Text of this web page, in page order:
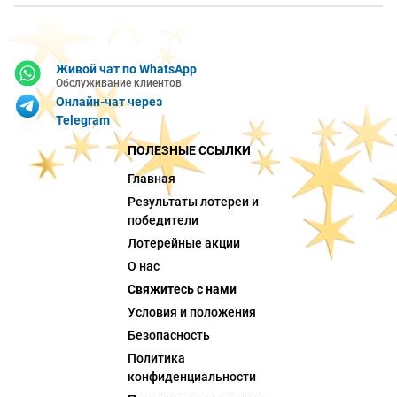
Живой чат по WhatsApp
Обслуживание клиентов
Онлайн-чат через
Telegram
ПОЛЕЗНЫЕ ССЫЛКИ
Главная
Результаты лотереи и
победители
Лотерейные акции
О нас
Свяжитесь с нами
Условия и положения
Безопасность
Политика
конфиденциальности